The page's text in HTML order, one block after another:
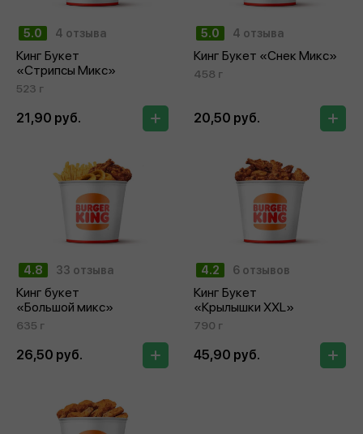
5.0 4 отзыва
Кинг Букет
«Стрипсы Микс»
523 г
21,90 руб.
5.0 4 отзыва
Кинг Букет «Снек Микс»
458 г
20,50 руб.
4.8 33 отзыва
Кинг букет
«Большой микс»
635 г
26,50 руб.
4.2 6 отзывов
Кинг Букет
«Крылышки XXL»
790 г
45,90 руб.